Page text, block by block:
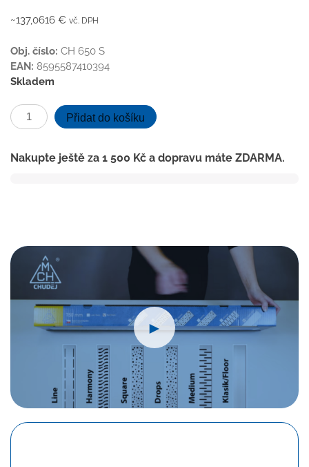
~137,0616 € vč. DPH
Obj. číslo: CH 650 S
EAN: 8595587410394
Skladem
Podlahový
linear.
650
Přidat do košíku
Nakupte ještě za 1 500 Kč a dopravu máte ZDARMA.
►